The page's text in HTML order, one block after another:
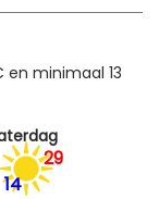
en minimaal 13
14
29